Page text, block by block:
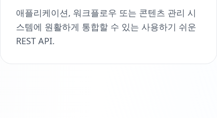
애플리케이션, 워크플로우 또는 콘텐츠 관리 시
스템에 원활하게 통합할 수 있는 사용하기 쉬운
REST API.